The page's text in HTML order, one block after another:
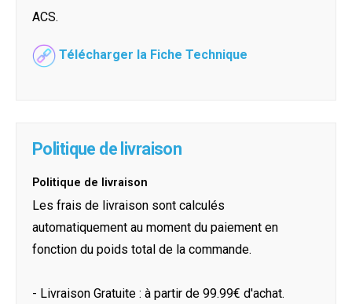
ACS.
Télécharger la Fiche Technique
Politique de livraison
Politique de livraison
Les frais de livraison sont calculés
automatiquement au moment du paiement en
fonction du poids total de la commande.
- Livraison Gratuite : à partir de 99.99€ d'achat.